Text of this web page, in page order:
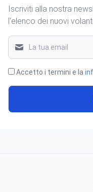
Iscriviti alla nostra
l'elenco dei nuovi
Accetto i termini e la